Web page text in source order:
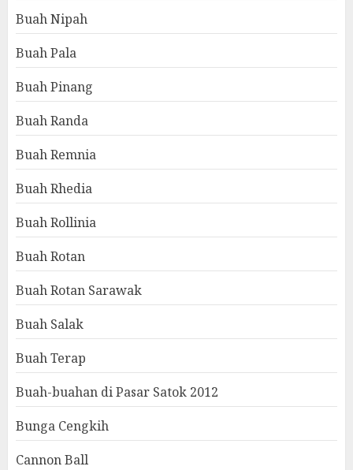
Buah Nipah
Buah Pala
Buah Pinang
Buah Randa
Buah Remnia
Buah Rhedia
Buah Rollinia
Buah Rotan
Buah Rotan Sarawak
Buah Salak
Buah Terap
Buah-buahan di Pasar Satok 2012
Bunga Cengkih
Cannon Ball